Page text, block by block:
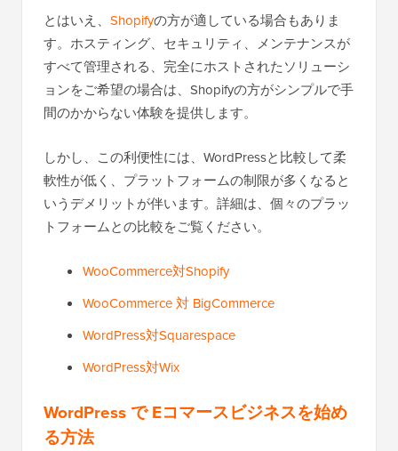
とはいえ、 Shopifyの方が適している場合もありま
す。ホスティング、セキュリティ、メンテナンスが
すべて管理される、完全にホストされたソリューシ
ョンをご希望の場合は、Shopifyの方がシンプルで手
間のかからない体験を提供します。
しかし、この利便性には、WordPressと比較して柔
軟性が低く、プラットフォームの制限が多くなると
いうデメリットが伴います。詳細は、個々のプラッ
トフォームとの比較をご覧ください。
WooCommerce対Shopify
WooCommerce 対 BigCommerce
WordPress対Squarespace
WordPress対Wix
WordPress で Eコマースビジネスを始め
る方法